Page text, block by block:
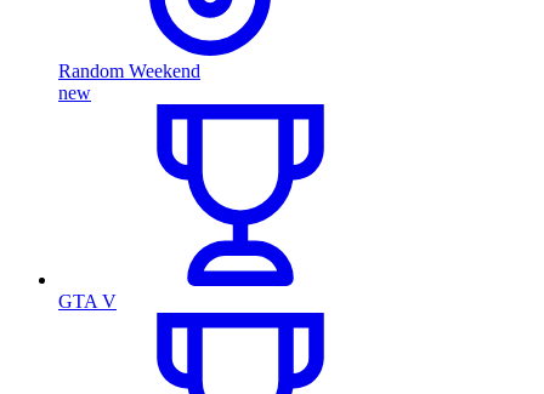
Random Weekend
new
GTA V